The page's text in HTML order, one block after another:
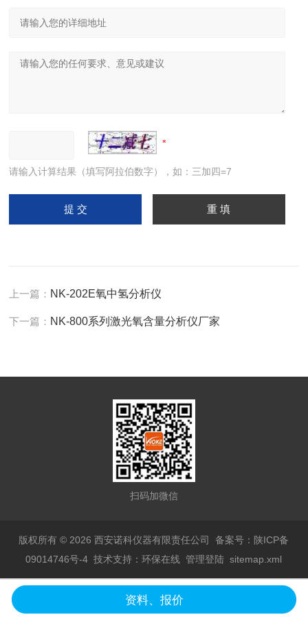
请输入计算结果（填写阿拉伯数字），如：三加四=7
上一篇： NK-202E氧中氢分析仪
下一篇： NK-800系列激光氧含量分析仪厂家
扫码加微信
版权所有 © 2026 西安诺科仪器有限责任公司备案号：陕ICP备
09014746号-4 技术支持：环保在线 管理登陆 sitemap.xml
陕公网安备 61019602000735号
资料、报价